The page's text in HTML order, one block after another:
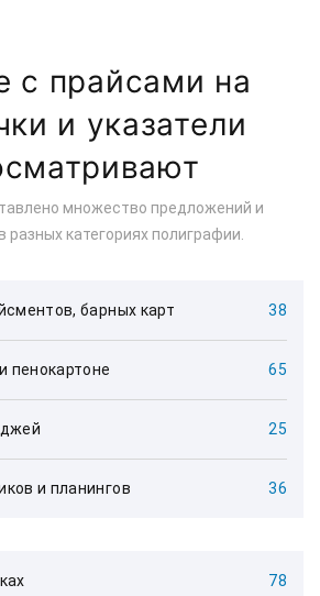
с прайсами на
и указатели
множество предложений и
разных категориях полиграфии.
барных карт 38
пенокартоне 65
25
и планингов 36
78